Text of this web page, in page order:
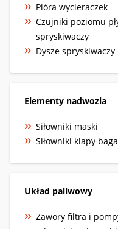
Pióra wycieraczek
Czujniki poziomu
spryskiwaczy
Dysze spryskiwaczy
Elementy nadwozia
Siłowniki maski
Siłowniki klapy
Układ paliwowy
Zawory filtra i